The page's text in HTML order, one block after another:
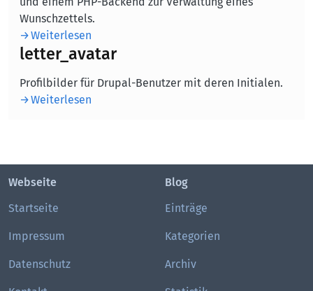
Wunschzettels.
Weiterlesen
letter_avatar
Profilbilder für Drupal-Benutzer mit deren Initialen.
Weiterlesen
Webseite
Startseite
Impressum
Datenschutz
Blog
Einträge
Kategorien
Archiv